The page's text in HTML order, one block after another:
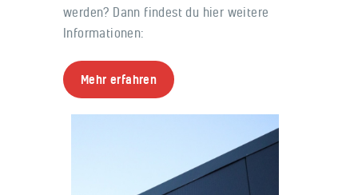
werden? Dann findest du hier weitere
Informationen:
Mehr erfahren